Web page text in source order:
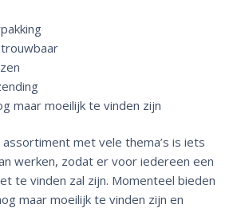
maar moeilijk te vinden zijn
met vele thema’s is iets
werken, zodat er voor iedereen een
te vinden zal zijn. Momenteel bieden
maar moeilijk te vinden zijn en